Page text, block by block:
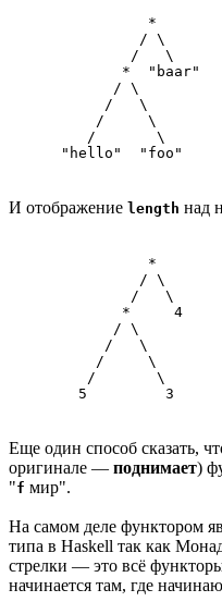
           *
          / \
         /   \
        *  "baar"
       / \
      /   \
     /     \
    /       \
"hello"  "foo"
И отображение length над
           *
          / \
         /   \
        *     4
       / \
      /   \
     /     \
    /       \
   5         3
Еще один способ сказать,
оригинале — поднимает)
"f мир".
На самом деле функтором
типа в Haskell так как
стрелки — это всё
начинается там, где